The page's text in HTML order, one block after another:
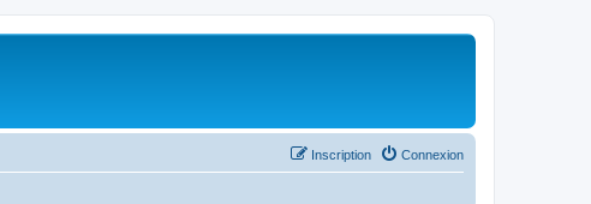
Connexion
Inscription